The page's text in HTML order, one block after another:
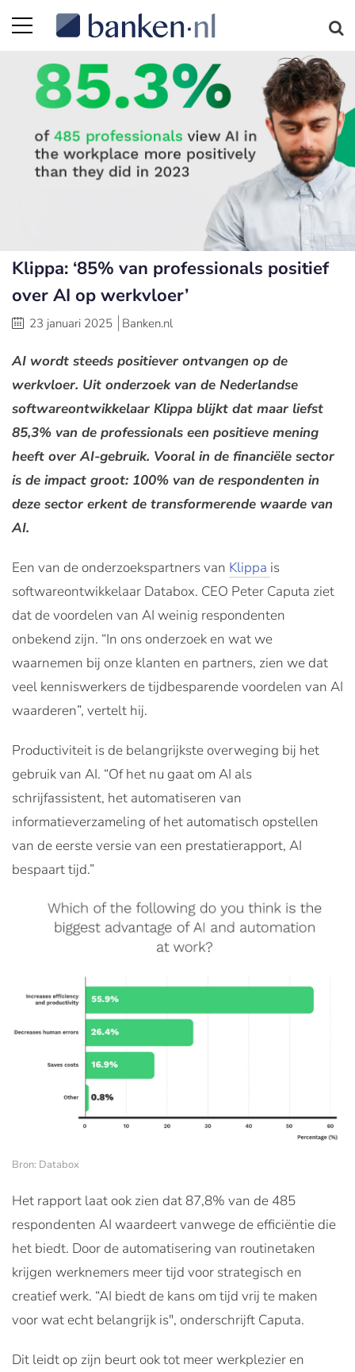
Klippa: ‘85% van professionals positief
over AI op werkvloer’
23 januari 2025 Banken.nl
AI wordt steeds positiever ontvangen op de
werkvloer. Uit onderzoek van de Nederlandse
softwareontwikkelaar Klippa blijkt dat maar liefst
85,3% van de professionals een positieve mening
heeft over AI-gebruik. Vooral in de financiële sector
is de impact groot: 100% van de respondenten in
deze sector erkent de transformerende waarde van
AI​.
Een van de onderzoekspartners van Klippa is
softwareontwikkelaar Databox. CEO Peter Caputa ziet
dat de voordelen van AI weinig respondenten
onbekend zijn. “In ons onderzoek en wat we
waarnemen bij onze klanten en partners, zien we dat
veel kenniswerkers de tijdbesparende voordelen van AI
waarderen”, vertelt hij.
Productiviteit is de belangrijkste overweging bij het
gebruik van AI. “Of het nu gaat om AI als
schrijfassistent, het automatiseren van
informatieverzameling of het automatisch opstellen
van de eerste versie van een prestatierapport, AI
bespaart tijd.”
Bron: Databox
Het rapport laat ook zien dat 87,8% van de 485
respondenten AI waardeert vanwege de efficiëntie die
het biedt. Door de automatisering van routinetaken
krijgen werknemers meer tijd voor strategisch en
creatief werk. “AI biedt de kans om tijd vrij te maken
voor wat echt belangrijk is", onderschrijft Caputa.
Dit leidt op zijn beurt ook tot meer werkplezier en